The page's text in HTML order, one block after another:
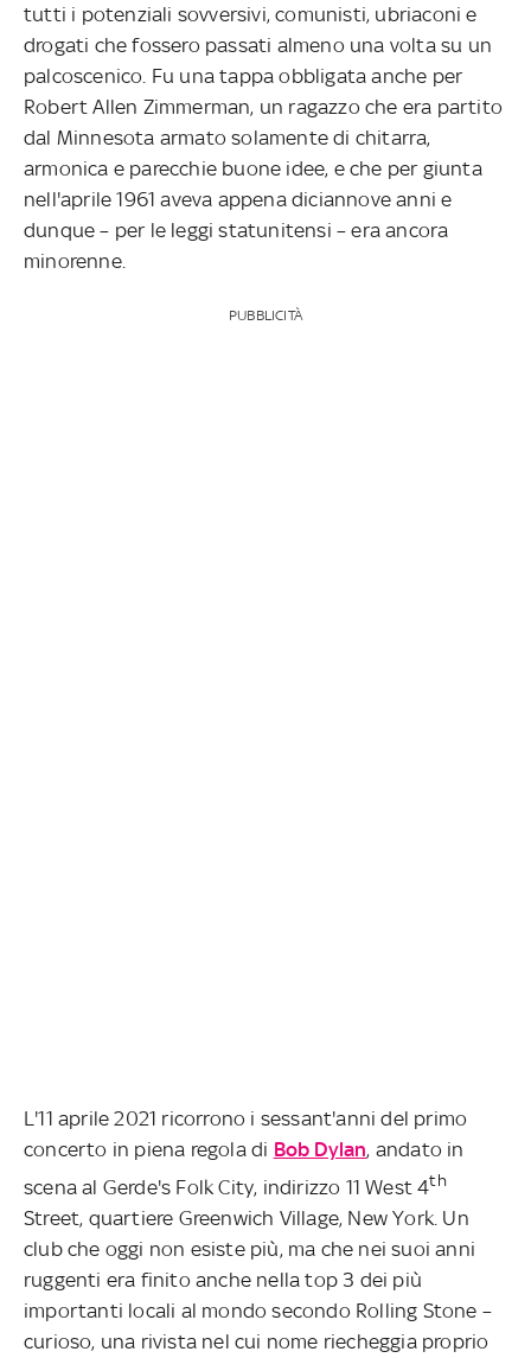
tutti i potenziali sovversivi, comunisti, ubriaconi e
drogati che fossero passati almeno una volta su un
palcoscenico. Fu una tappa obbligata anche per
Robert Allen Zimmerman, un ragazzo che era partito
dal Minnesota armato solamente di chitarra,
armonica e parecchie buone idee, e che per giunta
nell'aprile 1961 aveva appena diciannove anni e
dunque – per le leggi statunitensi – era ancora
minorenne.
PUBBLICITÀ
L'11 aprile 2021 ricorrono i sessant'anni del primo
concerto in piena regola di Bob Dylan, andato in
scena al Gerde's Folk City, indirizzo 11 West 4th
Street, quartiere Greenwich Village, New York. Un
club che oggi non esiste più, ma che nei suoi anni
ruggenti era finito anche nella top 3 dei più
importanti locali al mondo secondo Rolling Stone –
curioso, una rivista nel cui nome riecheggia proprio